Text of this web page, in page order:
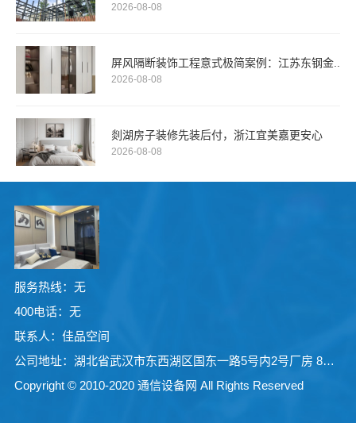
2026-08-08
屏风隔断装饰工程意式极简案例：江苏东钢金..
2026-08-08
剡湖房子装修先装后付，浙江宜美嘉更安心
2026-08-08
服务热线：无
400电话：无
联系人：佳品空间
公司地址：湖北省武汉市东西湖区国东一路5号内2号厂房 8号房
Copyright © 2010-2020 通信设备网 All Rights Reserved